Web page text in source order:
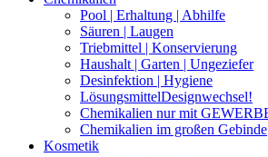
Pool | Erhaltung | Abhilfe
Säuren | Laugen
Triebmittel | Konservierung
Haushalt | Garten | Ungeziefer
Desinfektion | Hygiene
LösungsmittelDesignwechsel!
Chemikalien nur mit
Chemikalien im großen Gebinde
Kosmetik